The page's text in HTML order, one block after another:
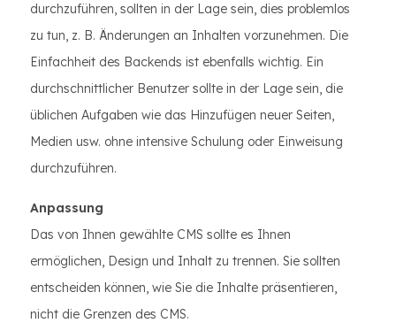
durchzuführen, sollten in der Lage sein, dies problemlos
zu tun, z. B. Änderungen an Inhalten vorzunehmen. Die
Einfachheit des Backends ist ebenfalls wichtig. Ein
durchschnittlicher Benutzer sollte in der Lage sein, die
üblichen Aufgaben wie das Hinzufügen neuer Seiten,
Medien usw. ohne intensive Schulung oder Einweisung
durchzuführen.
Anpassung
Das von Ihnen gewählte CMS sollte es Ihnen
ermöglichen, Design und Inhalt zu trennen. Sie sollten
entscheiden können, wie Sie die Inhalte präsentieren,
nicht die Grenzen des CMS.